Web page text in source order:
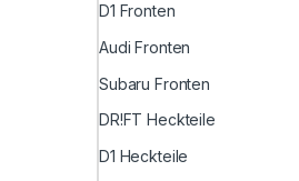
D1 Fronten
Audi Fronten
Subaru Fronten
DR!FT Heckteile
D1 Heckteile